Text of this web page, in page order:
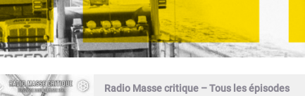
Radio Masse critique – Tous les épisodes